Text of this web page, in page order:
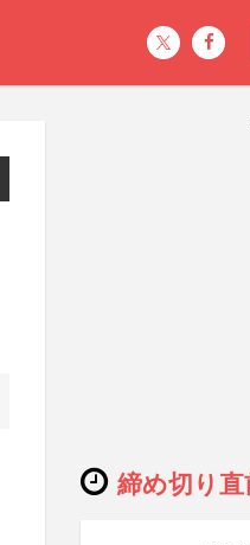
締め切り